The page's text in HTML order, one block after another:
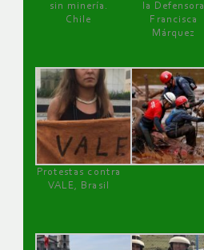
sin minería.
Chile
la Defensora
Francisca
Márquez
Protestas contra
VALE, Brasil